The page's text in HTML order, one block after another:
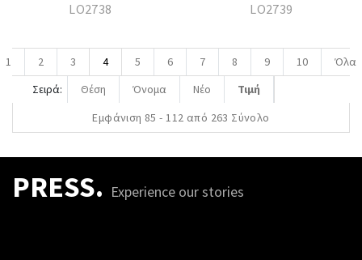
LO2738 LO2739
1 2 3 4 5 6 7 8 9 10
Όλα
Σειρά:
Θέση Όνομα Νέο
Τιμή
Εμφάνιση 85 - 112 από 263 Σύνολο
PRESS. Experience our stories